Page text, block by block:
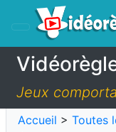
Jeux
Accueil > Toutes